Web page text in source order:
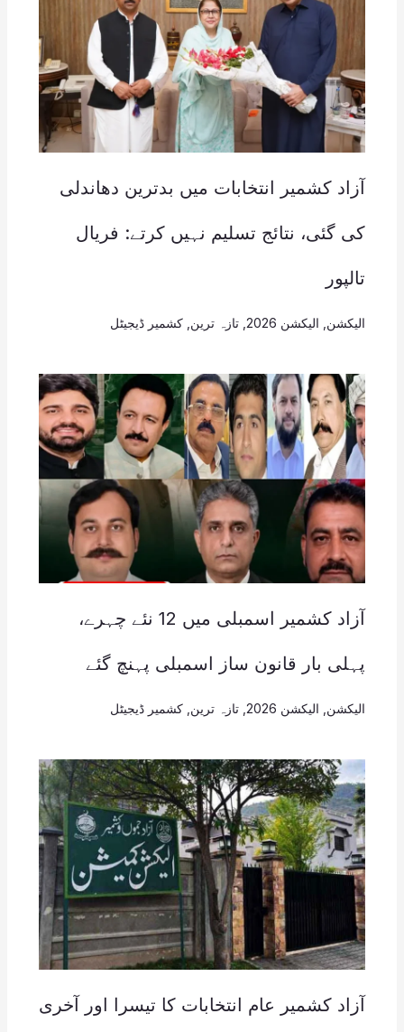
آزاد کشمیر انتخابات میں بدترین دھاندلی
کی گئی، نتائج تسلیم نہیں کرتے: فریال
تالپور
الیکشن الیکشن 2026 , تازہ ترین کشمیر ڈیجیٹل
آزاد کشمیر اسمبلی میں 12 نئے چہرے،
پہلی بار قانون ساز اسمبلی پہنچ گئے
الیکشن الیکشن 2026 , تازہ ترین کشمیر ڈیجیٹل
آزاد کشمیر عام انتخابات کا تیسرا اور آخری